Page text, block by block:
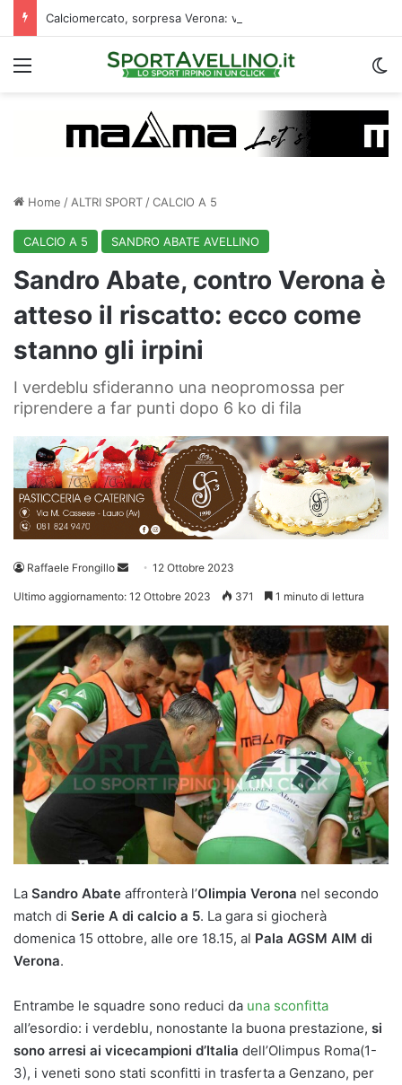
Menu
Home / ALTRI SPORT /CALCIO A 5
CALCIO A 5 SANDRO ABATE AVELLINO
Sandro Abate, contro Verona è
atteso il riscatto: ecco come
stanno gli irpini
I verdeblu sfideranno una neopromossa per
riprendere a far punti dopo 6 ko di fila
Raffaele Frongillo
Invia 12 Ottobre 2023
Ultimo aggiornamento: 12 Ottobre 2023 371 1 minuto di lettura
La Sandro Abate affronterà l’Olimpia Verona nel secondo
match di Serie A di calcio a 5. La gara si giocherà
domenica 15 ottobre, alle ore 18.15, al Pala AGSM AIM di
Verona.
Entrambe le squadre sono reduci da una sconfitta
all’esordio: i verdeblu, nonostante la buona prestazione, si
sono arresi ai vicecampioni d’Italia dell’Olimpus Roma(1-
3), i veneti sono stati sconfitti in trasferta a Genzano, per